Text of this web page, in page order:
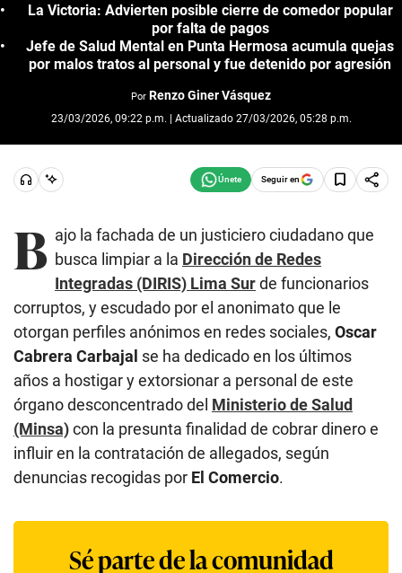
La Victoria: Advierten posible cierre de comedor popular
por falta de pagos
Jefe de Salud Mental en Punta Hermosa acumula quejas
por malos tratos al personal y fue detenido por agresión
Por Renzo Giner Vásquez
23/03/2026, 09:22 p.m. | Actualizado 27/03/2026, 05:28 p.m.
Seguir en
B ajo la fachada de un justiciero ciudadano que
busca limpiar a la Dirección de Redes
Integradas (DIRIS) Lima Surde funcionarios
corruptos, y escudado por el anonimato que le
otorgan perfiles anónimos en redes sociales, Oscar
Cabrera Carbajal se ha dedicado en los últimos
años a hostigar y extorsionar a personal de este
órgano desconcentrado del Ministerio de Salud
(Minsa)con la presunta finalidad de cobrar dinero e
influir en la contratación de allegados, según
denuncias recogidas por El Comercio.